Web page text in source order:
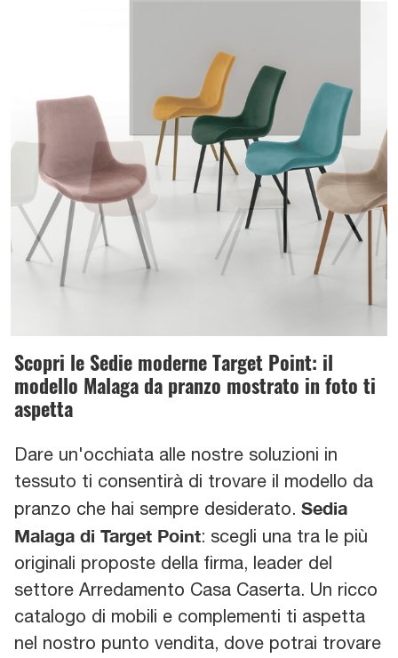
Scopri le Sedie moderne Target Point: il
modello Malaga da pranzo mostrato in foto ti
aspetta
Dare un'occhiata alle nostre soluzioni in
tessuto ti consentirà di trovare il modello da
pranzo che hai sempre desiderato. Sedia
Malaga di Target Point: scegli una tra le più
originali proposte della firma, leader del
settore Arredamento Casa Caserta. Un ricco
catalogo di mobili e complementi ti aspetta
nel nostro punto vendita, dove potrai trovare